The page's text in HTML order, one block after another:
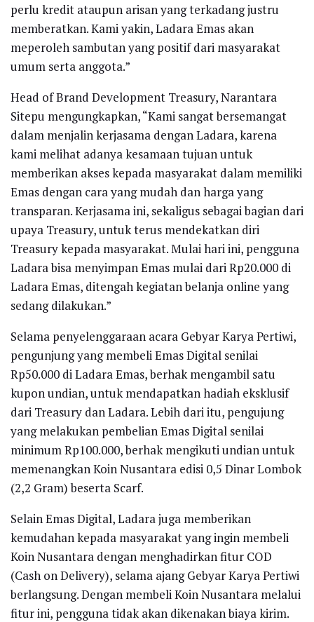
perlu kredit ataupun arisan yang terkadang justru
memberatkan. Kami yakin, Ladara Emas akan
meperoleh sambutan yang positif dari masyarakat
umum serta anggota.”
Head of Brand Development Treasury, Narantara
Sitepu mengungkapkan, “Kami sangat bersemangat
dalam menjalin kerjasama dengan Ladara, karena
kami melihat adanya kesamaan tujuan untuk
memberikan akses kepada masyarakat dalam memiliki
Emas dengan cara yang mudah dan harga yang
transparan. Kerjasama ini, sekaligus sebagai bagian dari
upaya Treasury, untuk terus mendekatkan diri
Treasury kepada masyarakat. Mulai hari ini, pengguna
Ladara bisa menyimpan Emas mulai dari Rp20.000 di
Ladara Emas, ditengah kegiatan belanja online yang
sedang dilakukan.”
Selama penyelenggaraan acara Gebyar Karya Pertiwi,
pengunjung yang membeli Emas Digital senilai
Rp50.000 di Ladara Emas, berhak mengambil satu
kupon undian, untuk mendapatkan hadiah eksklusif
dari Treasury dan Ladara. Lebih dari itu, pengujung
yang melakukan pembelian Emas Digital senilai
minimum Rp100.000, berhak mengikuti undian untuk
memenangkan Koin Nusantara edisi 0,5 Dinar Lombok
(2,2 Gram) beserta Scarf.
Selain Emas Digital, Ladara juga memberikan
kemudahan kepada masyarakat yang ingin membeli
Koin Nusantara dengan menghadirkan fitur COD
(Cash on Delivery), selama ajang Gebyar Karya Pertiwi
berlangsung. Dengan membeli Koin Nusantara melalui
fitur ini, pengguna tidak akan dikenakan biaya kirim.